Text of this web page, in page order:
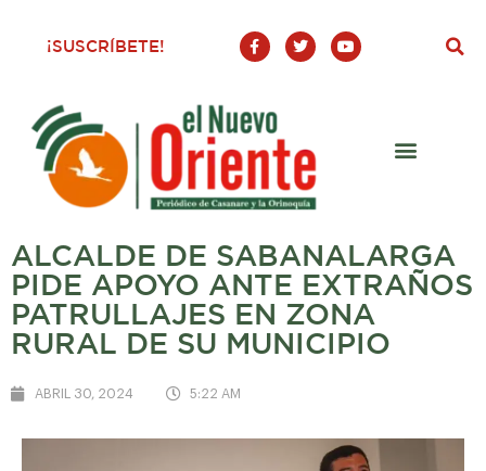
¡SUSCRÍBETE!
F
a
c
o
o
-
T
w
i
Y
o
u
ALCALDE DE SABANALARGA
PIDE APOYO ANTE EXTRAÑOS
PATRULLAJES EN ZONA
RURAL DE SU MUNICIPIO
ABRIL 30, 2024 5:22 AM